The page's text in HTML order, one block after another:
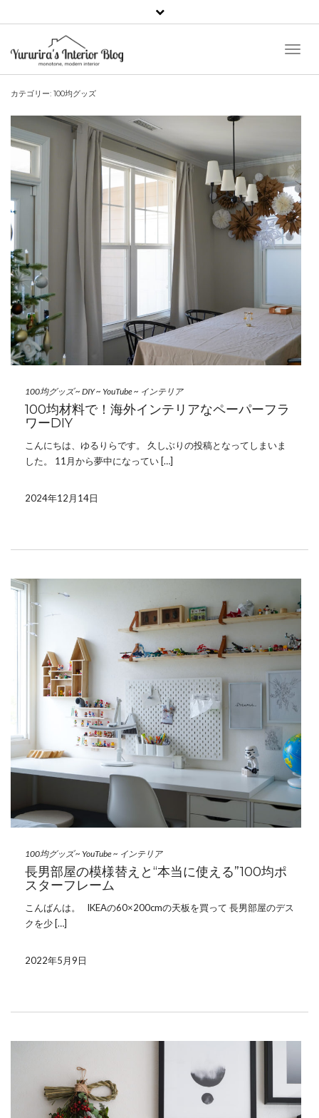
カテゴリー: 100均グッズ
100均グッズ~ DIY~ YouTube~ インテリア
100均材料で！海外インテリアなペーパーフラ
ワーDIY
こんにちは、ゆるりらです。 久しぶりの投稿となってしまいま
した。 11月から夢中になってい […]
2024年12月14日
100均グッズ~ YouTube~ インテリア
長男部屋の模様替えと“本当に使える”100均ポ
スターフレーム
こんばんは。 IKEAの60×200cmの天板を買って 長男部屋のデス
クを少 […]
2022年5月9日